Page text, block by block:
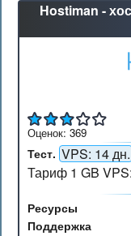
Hostiman -
Оценок: 369
Тест. VPS: 14 дн.
Тариф 1 GB VPS:
Ресурсы
Поддержка